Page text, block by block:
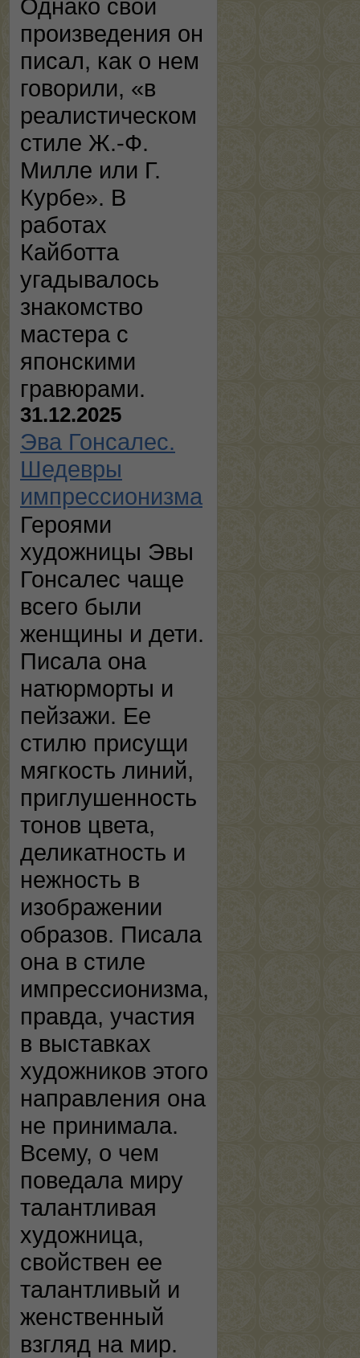
Однако свои
произведения он
писал, как о нем
говорили, «в
реалистическом
стиле Ж.-Ф.
Милле или Г.
Курбе». В
работах
Кайботта
угадывалось
знакомство
мастера с
японскими
гравюрами.
31.12.2025
Эва Гонсалес.
Шедевры
импрессионизма
Героями
художницы Эвы
Гонсалес чаще
всего были
женщины и дети.
Писала она
натюрморты и
пейзажи. Ее
стилю присущи
мягкость линий,
приглушенность
тонов цвета,
деликатность и
нежность в
изображении
образов. Писала
она в стиле
импрессионизма,
правда, участия
в выставках
художников этого
направления она
не принимала.
Всему, о чем
поведала миру
талантливая
художница,
свойствен ее
талантливый и
женственный
взгляд на мир.